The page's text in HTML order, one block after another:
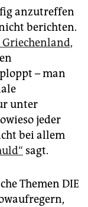
anzutreffen
berichten.
– man
unter
jeder
bei allem
sagt.
­Themen DIE